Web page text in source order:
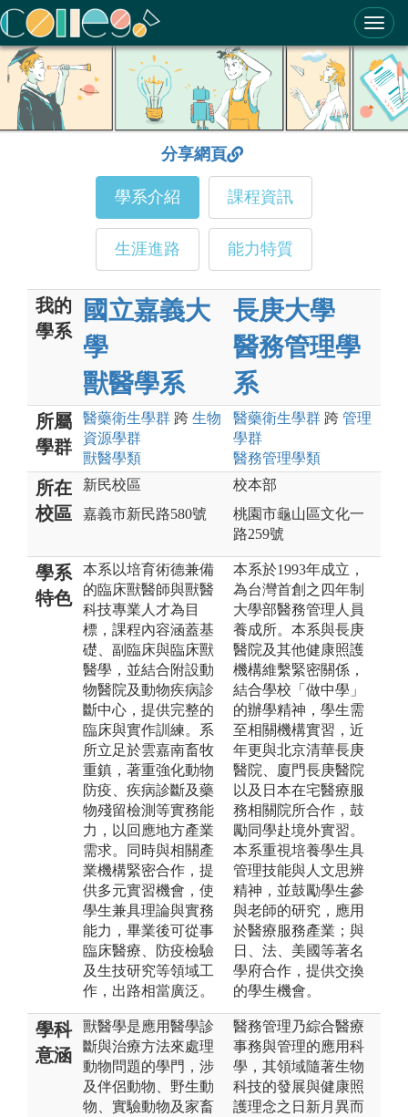
ColleGo! 大學選才與高中育才輔助系統
分享網頁
學系介紹 課程資訊
生涯進路 能力特質
我的
學系
國立嘉義大
學
獸醫學系
長庚大學
醫務管理學
系
所屬
學群
醫藥衛生學群 跨 生物
資源學群
獸醫學類
醫藥衛生學群 跨 管理
學群
醫務管理學類
所在
校區
新民校區
嘉義市新民路580號
校本部
桃園市龜山區文化一
路259號
學系
特色
本系以培育術德兼備
的臨床獸醫師與獸醫
科技專業人才為目
標，課程內容涵蓋基
礎、副臨床與臨床獸
醫學，並結合附設動
物醫院及動物疾病診
斷中心，提供完整的
臨床與實作訓練。系
所立足於雲嘉南畜牧
重鎮，著重強化動物
防疫、疾病診斷及藥
物殘留檢測等實務能
力，以回應地方產業
需求。同時與相關產
業機構緊密合作，提
供多元實習機會，使
學生兼具理論與實務
能力，畢業後可從事
臨床醫療、防疫檢驗
及生技研究等領域工
作，出路相當廣泛。
本系於1993年成立，
為台灣首創之四年制
大學部醫務管理人員
養成所。本系與長庚
醫院及其他健康照護
機構維繫緊密關係，
結合學校「做中學」
的辦學精神，學生需
至相關機構實習，近
年更與北京清華長庚
醫院、廈門長庚醫院
以及日本在宅醫療服
務相關院所合作，鼓
勵同學赴境外實習。
本系重視培養學生具
管理技能與人文思辨
精神，並鼓勵學生參
與老師的研究，應用
於醫療服務產業；與
日、法、美國等著名
學府合作，提供交換
的學生機會。
學科
意涵
獸醫學是應用醫學診
斷與治療方法來處理
動物問題的學門，涉
及伴侶動物、野生動
物、實驗動物及家畜
醫務管理乃綜合醫療
事務與管理的應用科
學，其領域隨著生物
科技的發展與健康照
護理念之日新月異而